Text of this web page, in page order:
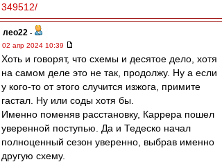
349512/
лео22 -
02 апр 2024 10:39
Хоть и говорят, что схемы и десятое дело, хотя
на самом деле это не так, продолжу. Ну а если
у кого-то от этого случится изжога, примите
гастал. Ну или соды хотя бы.
Именно поменяв расстановку, Каррера пошел
уверенной поступью. Да и Тедеско начал
полноценный сезон уверенно, выбрав именно
другую схему.